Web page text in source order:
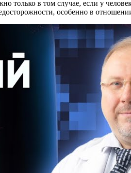
только в том случае, если у
особенно в